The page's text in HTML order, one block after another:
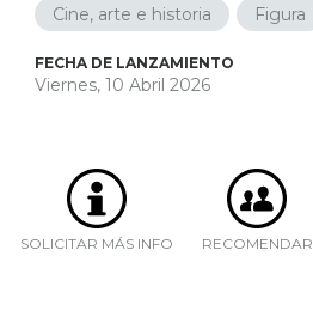
Cine, arte e historia Figura
FECHA DE LANZAMIENTO
Viernes, 10 Abril 2026
SOLICITAR MÁS INFO RECOMENDAR